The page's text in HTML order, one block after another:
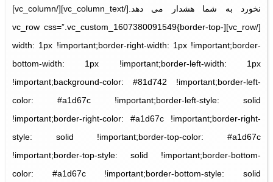
نخورد به شما هشدار می دهد.[/vc_column_text][/vc_column]
[/vc_row][vc_row css=”.vc_custom_1607380091549{border-top-
width: 1px !important;border-right-width: 1px !important;border-
bottom-width: 1px !important;border-left-width: 1px
!important;background-color: #81d742 !important;border-left-
color: #a1d67c !important;border-left-style: solid
!important;border-right-color: #a1d67c !important;border-right-
style: solid !important;border-top-color: #a1d67c
!important;border-top-style: solid !important;border-bottom-
color: #a1d67c !important;border-bottom-style: solid